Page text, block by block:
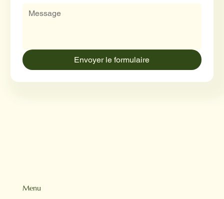
Menu
Envoyer le formulaire